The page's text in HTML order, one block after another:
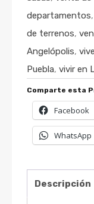
departamentos,
de terrenos,
Angelópolis,
Puebla, vivir en
Comparte esta
Facebook
WhatsApp
Descripción